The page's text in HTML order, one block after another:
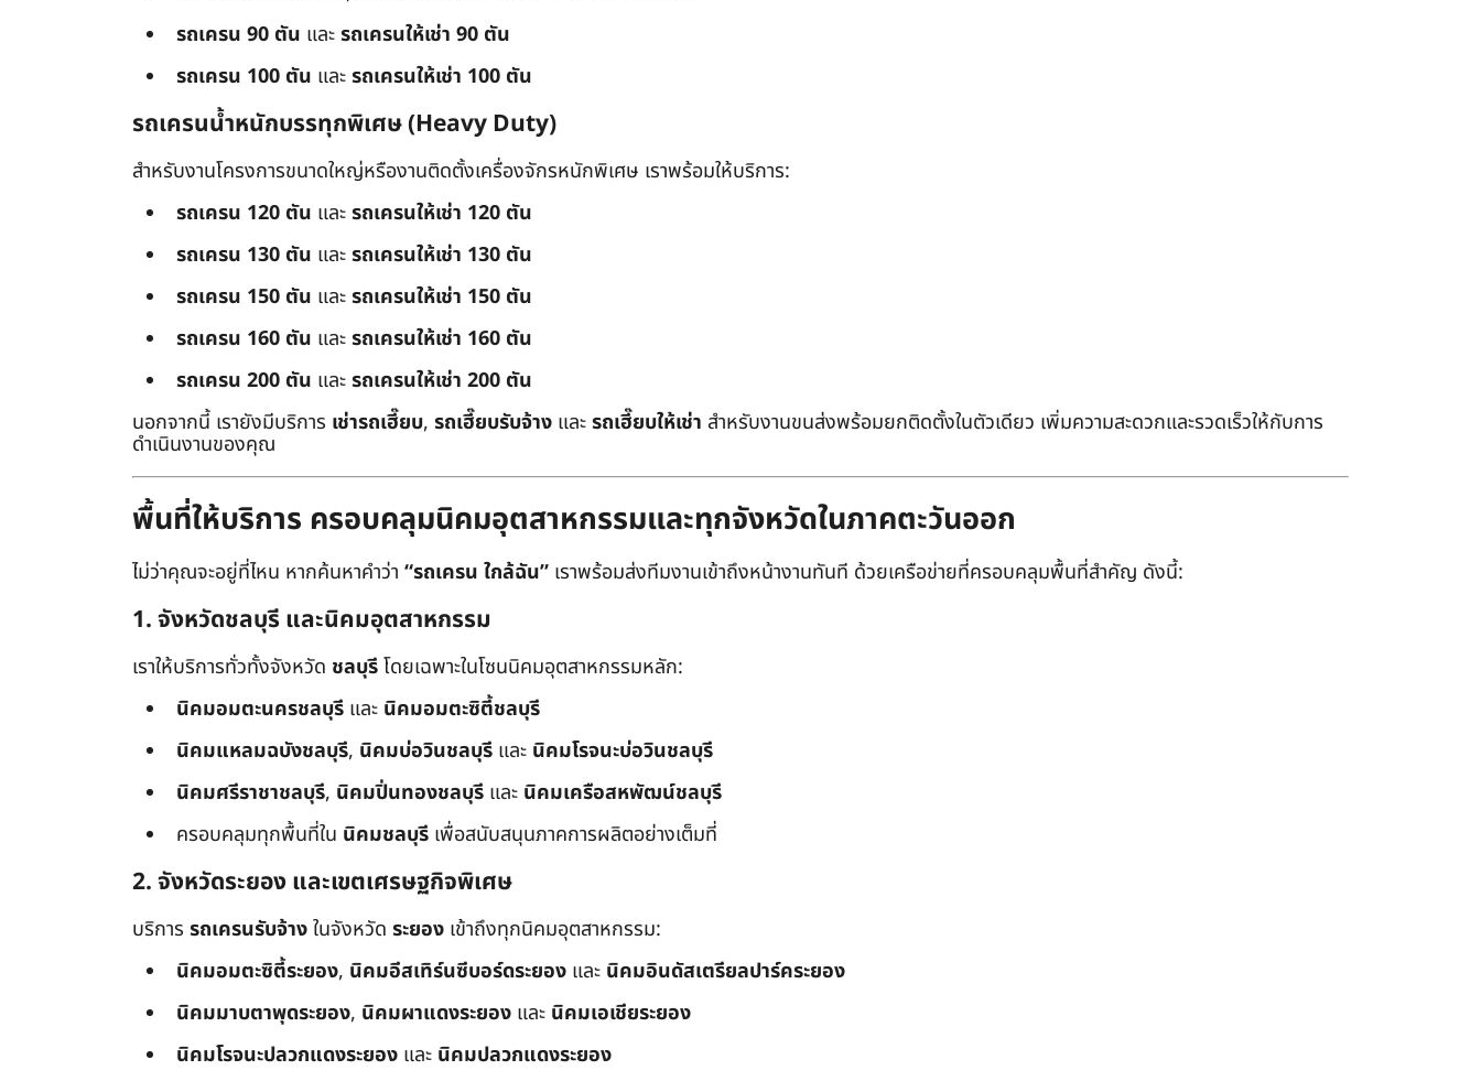
รถเครน 90 ตัน และรถเครนให้เช่า 90 ตัน
รถเครน 100 ตัน และรถเครนให้เช่า 100 ตัน
รถเครนน้ำหนักบรรทุกพิเศษ (Heavy Duty)
สำหรับงานโครงการขนาดใหญ่หรืองานติดตั้งเครื่องจักรหนักพิเศษ เราพร้อมให้บริการ:
รถเครน 120 ตัน และรถเครนให้เช่า 120 ตัน
รถเครน 130 ตัน และรถเครนให้เช่า 130 ตัน
รถเครน 150 ตัน และรถเครนให้เช่า 150 ตัน
รถเครน 160 ตัน และรถเครนให้เช่า 160 ตัน
รถเครน 200 ตัน และรถเครนให้เช่า 200 ตัน
นอกจากนี้ เรายังมีบริการ เช่ารถเฮี๊ยบ, รถเฮี๊ยบรับจ้าง และรถเฮี๊ยบให้เช่า สำหรับงานขนส่งพร้อมยกติดตั้งในตัวเดียว เพิ่มความสะดวกและรวดเร็วให้กับการ
ดำเนินงานของคุณ
พื้นที่ให้บริการ ครอบคลุมนิคมอุตสาหกรรมและทุกจังหวัดในภาคตะวันออก
ไม่ว่าคุณจะอยู่ที่ไหน หากค้นหาคำว่า “รถเครน ใกล้ฉัน” เราพร้อมส่งทีมงานเข้าถึงหน้างานทันที ด้วยเครือข่ายที่ครอบคลุมพื้นที่สำคัญ ดังนี้:
1. จังหวัดชลบุรี และนิคมอุตสาหกรรม
เราให้บริการทั่วทั้งจังหวัด ชลบุรีโดยเฉพาะในโซนนิคมอุตสาหกรรมหลัก:
นิคมอมตะนครชลบุรี และ นิคมอมตะซิตี้ชลบุรี
นิคมแหลมฉบังชลบุรี, นิคมบ่อวินชลบุรี และ นิคมโรจนะบ่อวินชลบุรี
นิคมศรีราชาชลบุรี, นิคมปิ่นทองชลบุรี และ นิคมเครือสหพัฒน์ชลบุรี
ครอบคลุมทุกพื้นที่ใน นิคมชลบุรี เพื่อสนับสนุนภาคการผลิตอย่างเต็มที่
2. จังหวัดระยอง และเขตเศรษฐกิจพิเศษ
บริการ รถเครนรับจ้างในจังหวัด ระยอง เข้าถึงทุกนิคมอุตสาหกรรม:
นิคมอมตะซิตี้ระยอง, นิคมอีสเทิร์นซีบอร์ดระยอง และ นิคมอินดัสเตรียลปาร์คระยอง
นิคมมาบตาพุดระยอง, นิคมผาแดงระยอง และ นิคมเอเชียระยอง
นิคมโรจนะปลวกแดงระยอง และ นิคมปลวกแดงระยอง